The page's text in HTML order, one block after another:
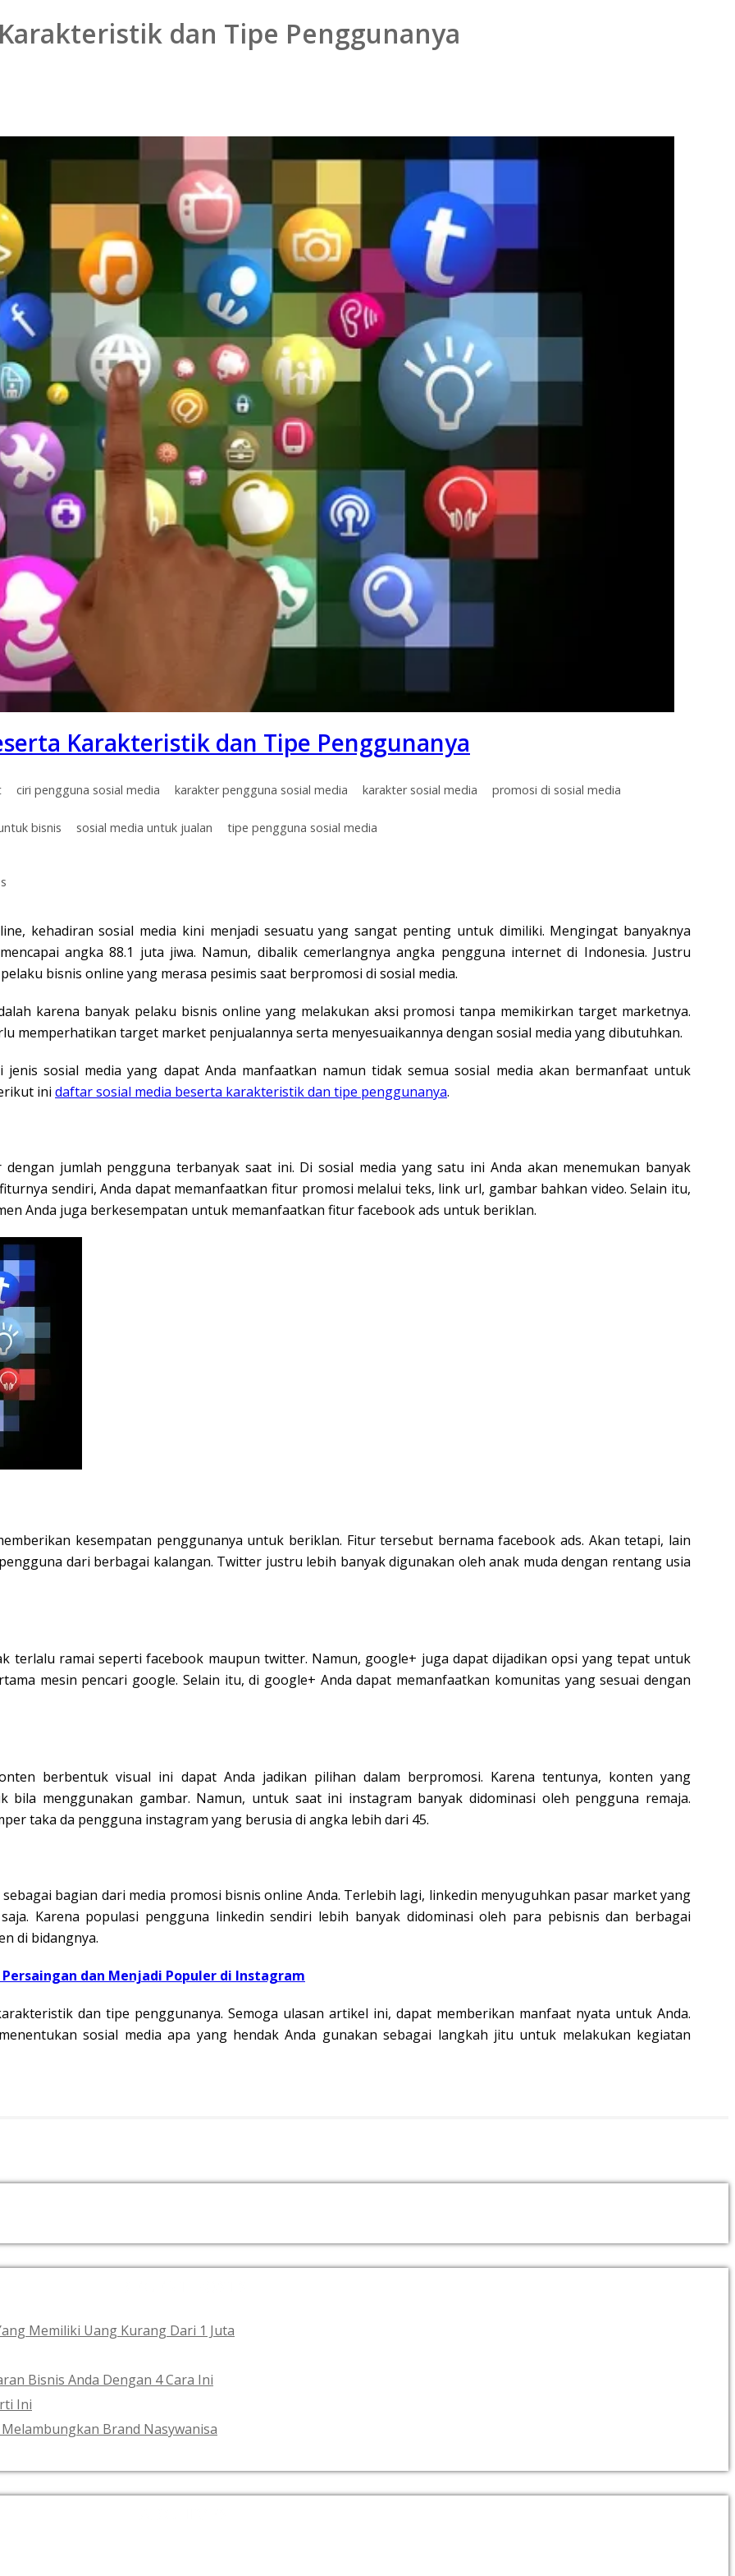
dan Tipe Penggunanya
Karakteristik dan Tipe Penggunanya
ciri pengguna sosial media karakter pengguna sosial media karakter sosial media promosi di sosial media
bisnis sosial media untuk jualan tipe pengguna sosial media
kehadiran sosial media kini menjadi sesuatu yang sangat penting untuk dimiliki. Mengingat banyaknya
angka 88.1 juta jiwa. Namun, dibalik cemerlangnya angka pengguna internet di Indonesia. Justru
bisnis online yang merasa pesimis saat berpromosi di sosial media.
karena banyak pelaku bisnis online yang melakukan aksi promosi tanpa memikirkan target marketnya.
memperhatikan target market penjualannya serta menyesuaikannya dengan sosial media yang dibutuhkan.
jenis sosial media yang dapat Anda manfaatkan namun tidak semua sosial media akan bermanfaat untuk
ini daftar sosial media beserta karakteristik dan tipe penggunanya.
dengan jumlah pengguna terbanyak saat ini. Di sosial media yang satu ini Anda akan menemukan banyak
sendiri, Anda dapat memanfaatkan fitur promosi melalui teks, link url, gambar bahkan video. Selain itu,
Anda juga berkesempatan untuk memanfaatkan fitur facebook ads untuk beriklan.
kesempatan penggunanya untuk beriklan. Fitur tersebut bernama facebook ads. Akan tetapi, lain
dari berbagai kalangan. Twitter justru lebih banyak digunakan oleh anak muda dengan rentang usia
terlalu ramai seperti facebook maupun twitter. Namun, google+ juga dapat dijadikan opsi yang tepat untuk
mesin pencari google. Selain itu, di google+ Anda dapat memanfaatkan komunitas yang sesuai dengan
berbentuk visual ini dapat Anda jadikan pilihan dalam berpromosi. Karena tentunya, konten yang
bila menggunakan gambar. Namun, untuk saat ini instagram banyak didominasi oleh pengguna remaja.
taka da pengguna instagram yang berusia di angka lebih dari 45.
bagian dari media promosi bisnis online Anda. Terlebih lagi, linkedin menyuguhkan pasar market yang
Karena populasi pengguna linkedin sendiri lebih banyak didominasi oleh para pebisnis dan berbagai
di bidangnya.
dan Menjadi Populer di Instagram
dan tipe penggunanya. Semoga ulasan artikel ini, dapat memberikan manfaat nyata untuk Anda.
sosial media apa yang hendak Anda gunakan sebagai langkah jitu untuk melakukan kegiatan
Memiliki Uang Kurang Dari 1 Juta
Bisnis Anda Dengan 4 Cara Ini
Ini
Brand Nasywanisa